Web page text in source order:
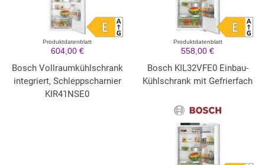
Produktdatenblatt
604,00 €
Bosch Vollraumkühlschrank
integriert, Schleppscharnier
KIR41NSE0
Produktdatenblatt
558,00 €
Bosch KIL32VFE0 Einbau-
Kühlschrank mit Gefrierfach